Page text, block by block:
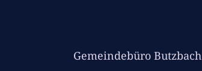
Gemeindebüro Butzbach